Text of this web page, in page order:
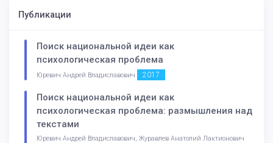
Публикации
Поиск национальной идеи как
психологическая проблема
Юревич Андрей Владиславович 2017
Поиск национальной идеи как
психологическая проблема: размышления над
текстами
Юревич Андрей Владиславович, Журавлев Анатолий Лактионович